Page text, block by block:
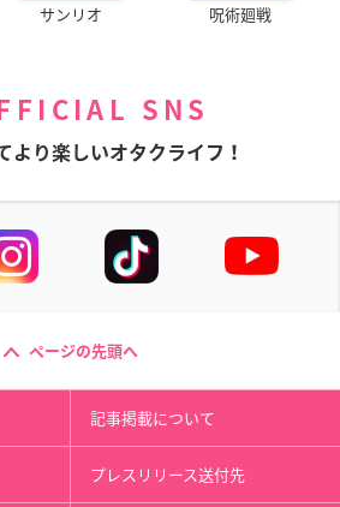
サンリオ 呪術廻戦
SNS
より楽しいオタクライフ！
ページの先頭へ
記事掲載について
プレスリリース送付先